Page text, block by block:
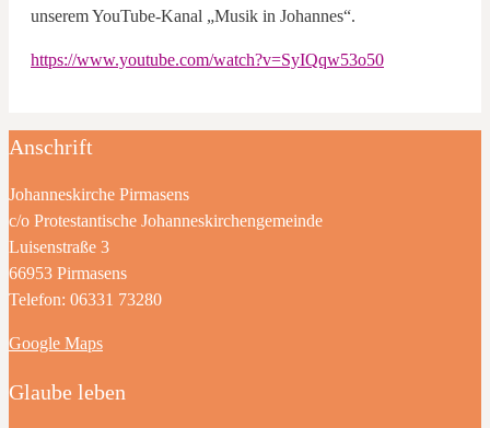
unserem YouTube-Kanal „Musik in Johannes“.
https://www.youtube.com/watch?v=SyIQqw53o50
Anschrift
Johanneskirche Pirmasens
c/o Protestantische Johanneskirchengemeinde
Luisenstraße 3
66953 Pirmasens
Telefon: 06331 73280
Google Maps
Glaube leben